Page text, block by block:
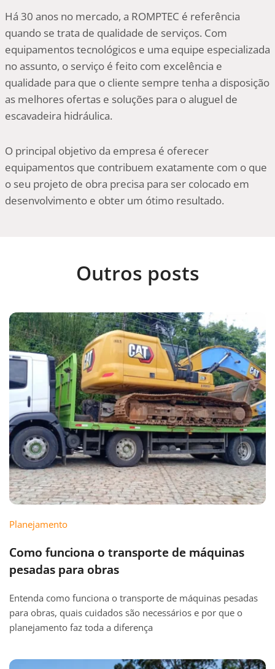
Há 30 anos no mercado, a ROMPTEC é referência
quando se trata de qualidade de serviços. Com
equipamentos tecnológicos e uma equipe especializada
no assunto, o serviço é feito com excelência e
qualidade para que o cliente sempre tenha a disposição
as melhores ofertas e soluções para o aluguel de
escavadeira hidráulica.
O principal objetivo da empresa é oferecer
equipamentos que contribuem exatamente com o que
o seu projeto de obra precisa para ser colocado em
desenvolvimento e obter um ótimo resultado.
Outros posts
Planejamento
Como funciona o transporte de máquinas
pesadas para obras
Entenda como funciona o transporte de máquinas pesadas
para obras, quais cuidados são necessários e por que o
planejamento faz toda a diferença